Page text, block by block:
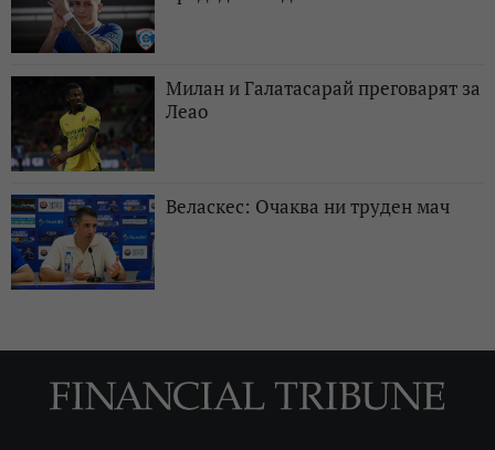
Милан и Галатасарай преговарят за
Леао
Веласкес: Очаква ни труден мач